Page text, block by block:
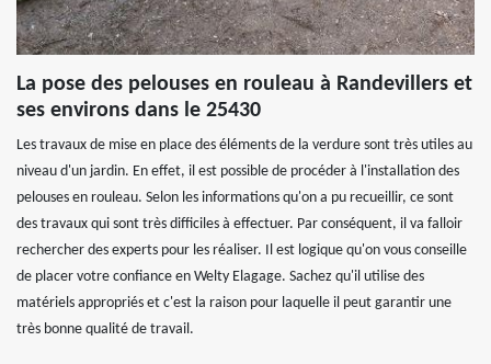
La pose des pelouses en rouleau à Randevillers et
ses environs dans le 25430
Les travaux de mise en place des éléments de la verdure sont très utiles au
niveau d'un jardin. En effet, il est possible de procéder à l'installation des
pelouses en rouleau. Selon les informations qu'on a pu recueillir, ce sont
des travaux qui sont très difficiles à effectuer. Par conséquent, il va falloir
rechercher des experts pour les réaliser. Il est logique qu'on vous conseille
de placer votre confiance en Welty Elagage. Sachez qu'il utilise des
matériels appropriés et c'est la raison pour laquelle il peut garantir une
très bonne qualité de travail.